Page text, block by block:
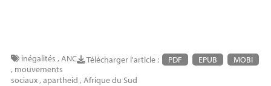
Télécharger l'article : PDF EPUB MOBI
inégalités ,ANC
, mouvements
sociaux,apartheid ,Afrique du Sud